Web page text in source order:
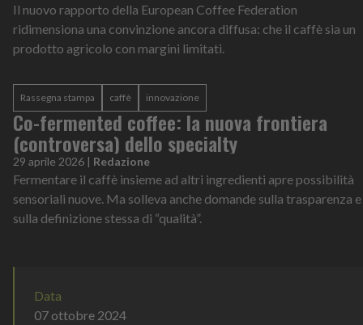
Il nuovo rapporto della European Coffee Federation
ridimensiona una convinzione ancora diffusa: che il caffè sia un
prodotto agricolo con margini limitati.
Rassegna stampa caffè innovazione
Co-fermented coffee: la nuova frontiera
(controversa) dello specialty
29 aprile 2026 | Redazione
Fermentare il caffè insieme ad altri ingredienti apre possibilità
sensoriali nuove. Ma solleva anche domande sulla trasparenza e
sulla definizione stessa di “qualità”.
Data
07 ottobre 2024